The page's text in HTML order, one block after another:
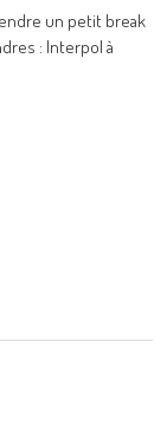
un petit break
: Interpol à